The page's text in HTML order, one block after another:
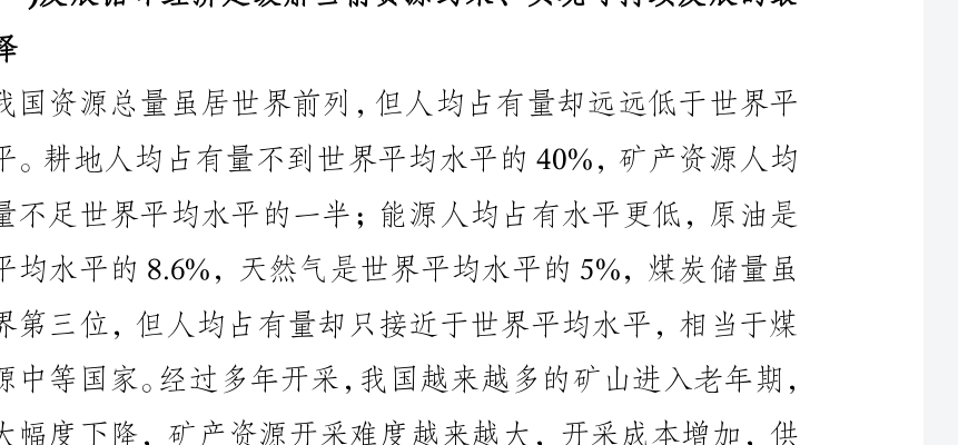
__开放以来，我们用能源消费翻一番支撑了GDP翻两番；到
2020年，要再实现GDP翻两番，即便是按能源再翻一番考虑，保
世界平均水平的8.6%，天然气是世界平均水平的5%，煤炭储量虽
炭资源中等国家。经过多年开采，我国越来越多的矿山进入老年期，
产能大幅度下降，矿产资源开采难度越来越大，开采成本增加，供
给形势相当严峻。由于国内资源供给不足，重要资源对外依存度不
断上升。据有关部门预测，2010年我国石油对外依存度将达57%，